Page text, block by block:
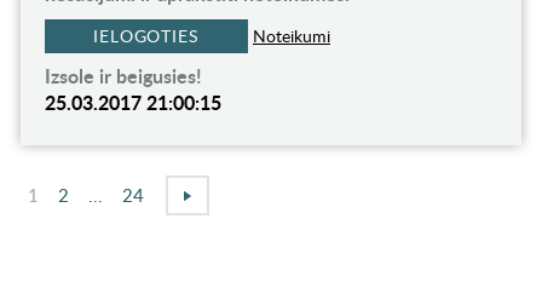
IELOGOTIES Noteikumi
Izsole ir beigusies!
25.03.2017 21:00:15
1 2 24